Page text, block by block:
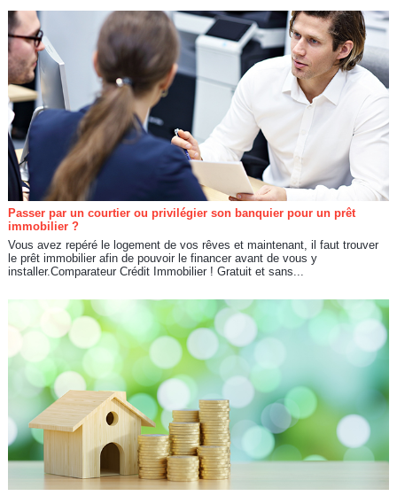
Passer par un courtier ou privilégier son banquier pour un prêt
immobilier ?
Vous avez repéré le logement de vos rêves et maintenant, il faut trouver
le prêt immobilier afin de pouvoir le financer avant de vous y
installer.Comparateur Crédit Immobilier ! Gratuit et sans...